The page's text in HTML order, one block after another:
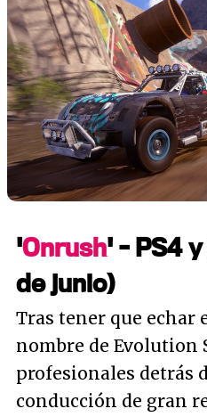
'Onrush' - PS4
de junio)
Tras tener que echar
nombre de Evolution
profesionales detrás
conducción de gran